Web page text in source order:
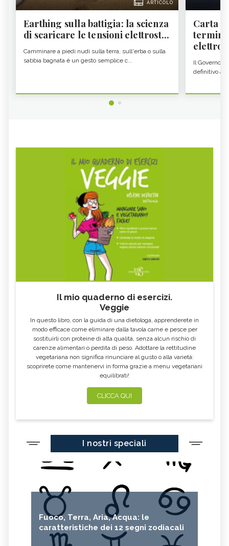
ARTICOLO
Earthing sulla battigia: la scienza
di scaricare le tensioni elettrost...
Camminare a piedi nudi sulla terra, sull'erba o sulla
sabbia bagnata è un gesto semplice c...
Carta
Il Governo
definitivo
Il mio quaderno di esercizi.
Veggie
In questo libro, con la guida di una dietologa, apprenderete in
modo efficace come eliminare dalla tavola carne e pesce per
sostituirli con proteine di alta qualità, senza alcun rischio di
carenze alimentari o perdita di peso. Adottare la rettitudine
vegetariana non significa rinunciare al gusto o alla varietà:
scoprirete come mantenervi in forma grazie a menu vegetariani
equilibrati!
CLICCA QUI
I nostri speciali
Fuoco, Terra, Aria, Acqua: le
caratteristiche dei 12 segni zodiacali